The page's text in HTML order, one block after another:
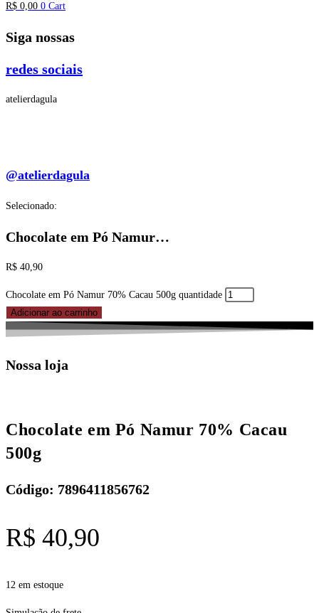
R$ 0,00 0 Cart
Siga nossas
redes sociais
atelierdagula
@atelierdagula
Selecionado:
Chocolate em Pó Namur…
R$ 40,90
Chocolate em Pó Namur 70% Cacau 500g quantidade
Adicionar ao carrinho
Nossa loja
Chocolate em Pó Namur 70% Cacau
500g
Código: 7896411856762
R$ 40,90
12 em estoque